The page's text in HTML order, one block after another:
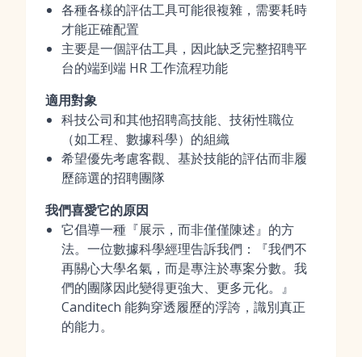
各種各樣的評估工具可能很複雜，需要耗時
才能正確配置
主要是一個評估工具，因此缺乏完整招聘平
台的端到端 HR 工作流程功能
適用對象
科技公司和其他招聘高技能、技術性職位
（如工程、數據科學）的組織
希望優先考慮客觀、基於技能的評估而非履
歷篩選的招聘團隊
我們喜愛它的原因
它倡導一種『展示，而非僅僅陳述』的方
法。一位數據科學經理告訴我們：『我們不
再關心大學名氣，而是專注於專案分數。我
們的團隊因此變得更強大、更多元化。』
Canditech 能夠穿透履歷的浮誇，識別真正
的能力。